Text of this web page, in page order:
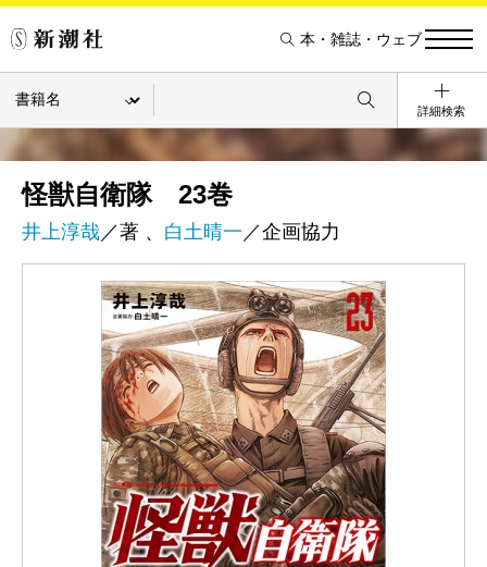
本・雑誌・ウェブ
詳細検索
怪獣自衛隊 23巻
井上淳哉／著 、 白土晴一 ／企画協力